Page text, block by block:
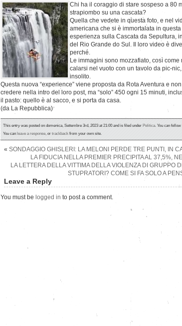
Chi ha il coraggio di stare sospeso a 80
strapiombo su una cascata?
Quella che vedete in questa foto, e nel
americana che si è immortalata in
esperienza sulla Cascata da Sepultura,
del Rio Grande do Sul. Il loro video è
perché.
Le immagini sono mozzafiato, così
calarsi nel vuoto con un tavolo da pic-
insolito.
Questa nuova “experience” viene proposta da Rota Aventura e
credere nella intro del loro post, ma “solo” 450 ogni 15 minuti,
il pasto: quello è al sacco, e si porta da casa.
(da La Repubblica)
This entry was posted on domenica, Settembre 3rd, 2023 at 21:00 and is filed underPolitica. You can
You canleave a response, ortrackbackfrom your own site.
« SONDAGGIO GHISLERI: LA MELONI PERDE TRE PUNTI, IN
LA FIDUCIA NELLA PREMIER PRECIPITA AL 37,5%,
LA LETTERA DELLA VITTIMA DELLA VIOLENZA DI GRUPPO
STUPRATORI? COME SI FA SOLO A
Leave a Reply
You must be logged in to post a comment.